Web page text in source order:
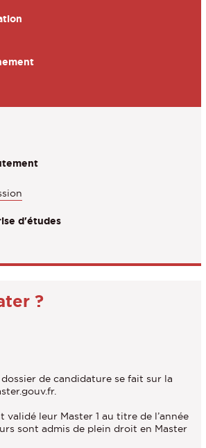
d'études
?
dossier de candidature se fait sur la
validé leur Master 1 au titre de l’année
sont admis de plein droit en Master